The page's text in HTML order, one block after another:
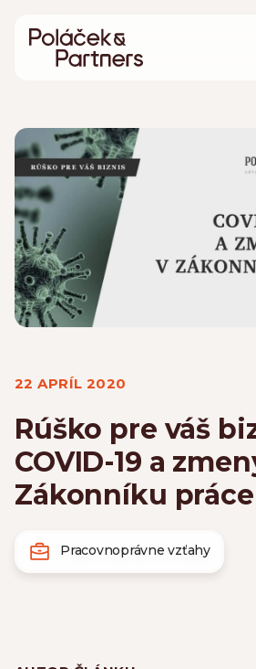
22 APRÍL 2020
Rúško pre váš
COVID-19 a
Zákonníku práce
Pracovnoprávne vzťahy